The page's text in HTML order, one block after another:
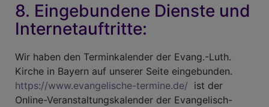
8. Eingebundene Dienste und
Internetauftritte:
Wir haben den Terminkalender der Evang.-Luth.
Kirche in Bayern auf unserer Seite eingebunden.
https://www.evangelische-termine.de/ ist der
Online-Veranstaltungskalender der Evangelisch-